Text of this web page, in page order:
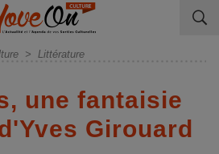
> Littérature
une fantaisie
Girouard